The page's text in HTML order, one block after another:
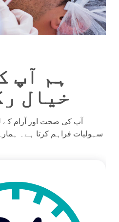
ہم آپ
خیال
سہولیات فراہم کرتا ہے۔